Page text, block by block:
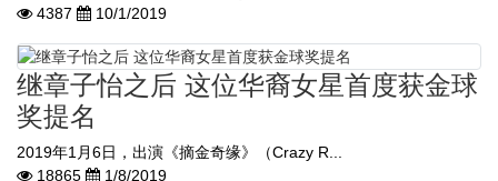
4387
10/1/2019
继章子怡之后 这位华裔女星首度获金球
奖提名
2019年1月6日，出演《摘金奇缘》（Crazy R...
18865
1/8/2019